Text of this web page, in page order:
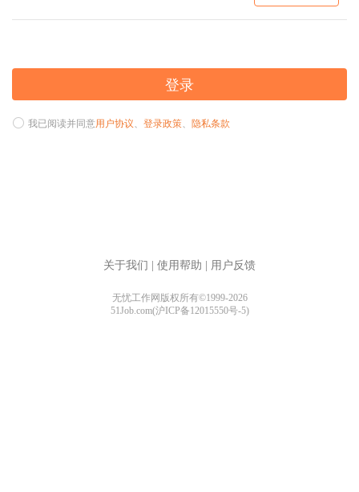
登录
我已阅读并同意用户协议、 登录政策、 隐私条款
关于我们 使用帮助 用户反馈
无忧工作网版权所有©1999-2026
51Job.com(沪ICP备12015550号-5)